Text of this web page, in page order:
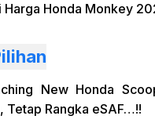
Harga Honda Monkey
New Honda
Tetap Rangka eSAF…!!